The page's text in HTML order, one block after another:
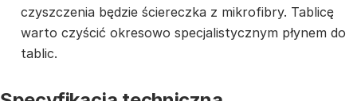
czyszczenia będzie ściereczka z mikrofibry. Tablicę
warto czyścić okresowo specjalistycznym płynem do
tablic.